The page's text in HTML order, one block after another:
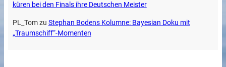
küren bei den Finals ihre Deutschen Meister
PL_Tomzu Stephan Bodens Kolumne: Bayesian Doku mit
„Traumschiff“-Momenten